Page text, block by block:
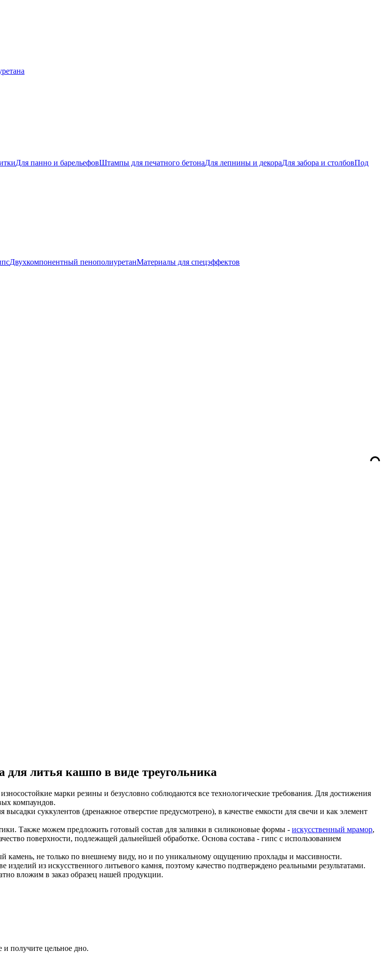
Для панно и барельефовШтампы для печатного бетонаДля лепнины и декораДля забора и столбовПод
Двухкомпонентный пенополиуретанМатериалы для спецэффектов
литья кашпо в виде треугольника
марки резины и безусловно соблюдаются все технологические требования. Для достижения
компаундов.
суккулентов (дренажное отверстие предусмотрено), в качестве емкости для свечи и как элемент
Также можем предложить готовый состав для заливки в силиконовые формы - искусственный мрамор,
поверхности, подлежащей дальнейшей обработке. Основа состава - гипс с использованием
не только по внешнему виду, но и по уникальному ощущению прохлады и массивности.
из искусственного литьевого камня, поэтому качество подтверждено реальными результатами.
вложим в заказ образец нашей продукции.
и получите цельное дно.